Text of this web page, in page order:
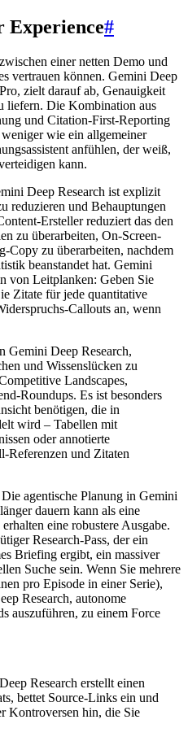
Experience#
einer netten Demo und
vertrauen können. Gemini Deep
zielt darauf ab, Genauigkeit
liefern. Die Kombination aus
und Citation-First-Reporting
wie ein allgemeiner
anfühlen, der weiß,
kann.
Deep Research ist explizit
reduzieren und Behauptungen
Ersteller reduziert das den
zu überarbeiten, On-Screen-
Copy zu überarbeiten, nachdem
beanstandet hat. Gemini
von Leitplanken: Geben Sie
Zitate für jede quantitative
Callouts an, wenn
Gemini Deep Research,
und Wissenslücken zu
Landscapes,
Roundups. Es ist besonders
benötigen, die in
wird – Tabellen mit
oder annotierte
Referenzen und Zitaten
agentische Planung in Gemini
dauern kann als eine
eine robustere Ausgabe.
Research-Pass, der ein
Briefing ergibt, ein massiver
Suche sein. Wenn Sie mehrere
pro Episode in einer Serie),
Research, autonome
auszuführen, zu einem Force
Research erstellt einen
bettet Source-Links ein und
Kontroversen hin, die Sie